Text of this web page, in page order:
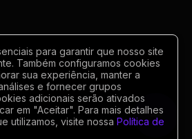
para garantir que nosso site
Também configuramos cookies
sua experiência, manter a
e fornecer grupos
adicionais serão ativados
em "Aceitar". Para mais detalhes
utilizamos, visite nossa Política de